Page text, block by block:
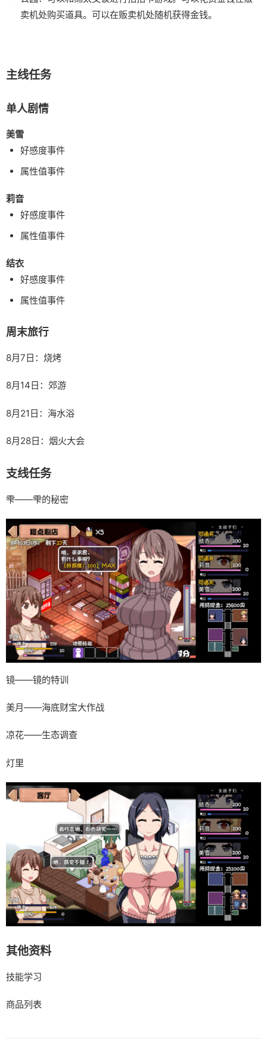
卖机处购买道具。可以在贩卖机处随机获得金钱。
主线任务
单人剧情
美雪
好感度事件
属性值事件
莉音
好感度事件
属性值事件
结衣
好感度事件
属性值事件
周末旅行
8月7日：烧烤
8月14日：郊游
8月21日：海水浴
8月28日：烟火大会
支线任务
雫——雫的秘密
镜——镜的特训
美月——海底财宝大作战
凉花——生态调查
灯里
其他资料
技能学习
商品列表